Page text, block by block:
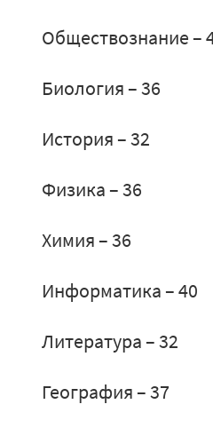
Обществознание –
Биология – 36
История – 32
Физика – 36
Химия – 36
Информатика – 40
Литература – 32
География – 37